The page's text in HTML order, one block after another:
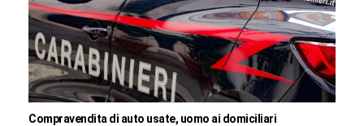
Compravendita di auto usate, uomo ai domiciliari